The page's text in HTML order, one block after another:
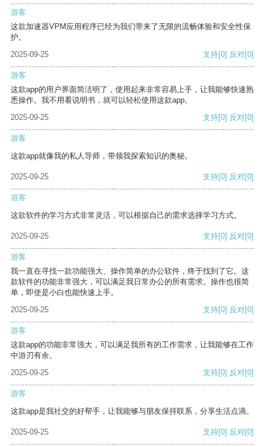
游客
这款加速器VPM应用程序已经为我们带来了无限的流畅体验和安全性保
护。
2025-09-25
支持[0] 反对[0]
游客
这款app的用户界面简洁明了，使用起来非常容易上手，让我能够快速熟
悉操作。我不用看说明书，就可以轻松使用这款app。
2025-09-25
支持[0] 反对[0]
游客
这款app就像我的私人导师，带领我探索知识的奥秘。
2025-09-25 支持[0] 反对[0]
游客
这款软件的学习方式非常灵活，可以根据自己的需求选择学习方式。
2025-09-25 支持[0] 反对[0]
游客
我一直在寻找一款功能强大、操作简单的办公软件，终于找到了它。这
款软件的功能非常强大，可以满足我日常办公的所有需求。操作也很简
单，即使是小白也能快速上手。
2025-09-25
支持[0] 反对[0]
游客
这款app的功能非常强大，可以满足我所有的工作需求，让我能够在工作
中游刃有余。
2025-09-25
支持[0] 反对[0]
游客
这款app是我社交的好帮手，让我能够与朋友保持联系，分享生活点滴。
2025-09-25 支持[0] 反对[0]